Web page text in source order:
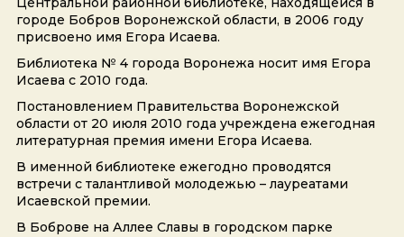
городе Бобров Воронежской области, в 2006 году
присвоено имя Егора Исаева.
Библиотека № 4 города Воронежа носит имя Егора
Исаева с 2010 года.
Постановлением Правительства Воронежской
области от 20 июля 2010 года учреждена ежегодная
литературная премия имени Егора Исаева.
В именной библиотеке ежегодно проводятся
встречи с талантливой молодежью – лауреатами
Исаевской премии.
В Боброве на Аллее Славы в городском парке